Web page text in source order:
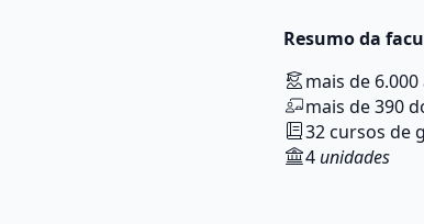
Resumo da
mais de
mais de 390
32 cursos de
4unidades